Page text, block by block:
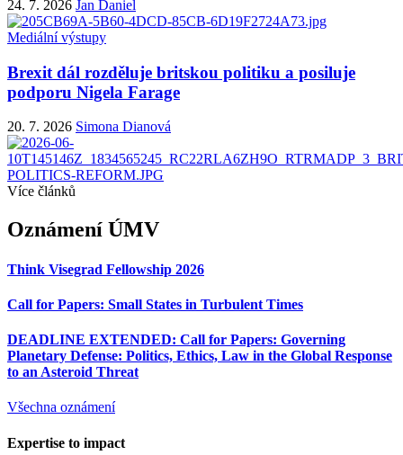
24. 7. 2026 Jan Daniel
Mediální výstupy
Brexit dál rozděluje britskou politiku a posiluje
podporu Nigela Farage
20. 7. 2026 Simona Dianová
Více článků
Oznámení ÚMV
Think Visegrad Fellowship 2026
Call for Papers: Small States in Turbulent Times
DEADLINE EXTENDED: Call for Papers: Governing
Planetary Defense: Politics, Ethics, Law in the Global Response
to an Asteroid Threat
Všechna oznámení
Expertise to impact